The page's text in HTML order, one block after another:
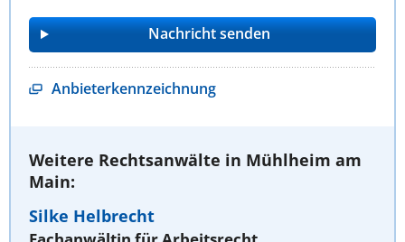
Anbieterkennzeichnung
Weitere Rechtsanwälte in Mühlheim am
Main:
Silke Helbrecht